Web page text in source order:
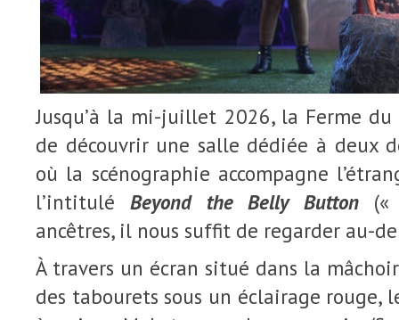
Jusqu’à la mi-juillet 2026, la Ferme du
de découvrir une salle dédiée à deux
où la scénographie accompagne
l’intitulé Beyond the Belly Button («
ancêtres, il nous suffit de regarder au-
À travers un écran situé dans la
des tabourets sous un éclairage rouge,